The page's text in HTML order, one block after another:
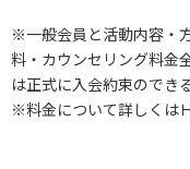
※一般会員と活動内容・
料・カウンセリング料金
は正式に入会約束のでき
※料金について詳しくは